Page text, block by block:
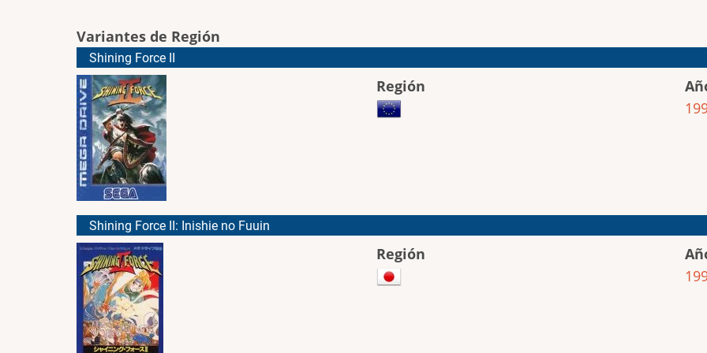
Variantes de Región
Shining Force II
Región
Shining Force II: Inishie no Fuuin
Región